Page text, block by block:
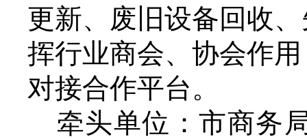
更新、废旧设备回收
挥行业商会、协会作
对接合作平台。
牵头单位：市商务